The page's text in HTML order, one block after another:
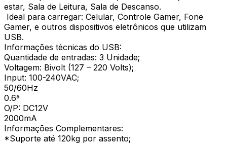
estar, Sala de Leitura, Sala de Descanso.
Ideal para carregar: Celular, Controle Gamer, Fone
Gamer, e outros dispositivos eletrônicos que utilizam
USB.
Informações técnicas do USB:
Quantidade de entradas: 3 Unidade;
Voltagem: Bivolt (127 – 220 Volts);
Input: 100-240VAC;
50/60Hz
0.6ª
O/P: DC12V
2000mA
Informações Complementares:
*Suporte até 120kg por assento;